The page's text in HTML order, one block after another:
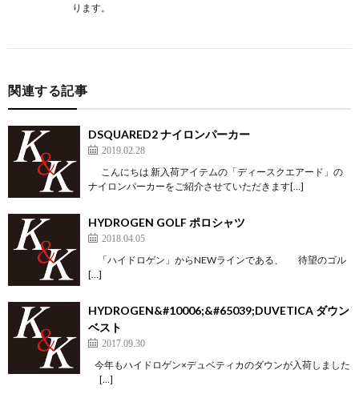
ります。
関連する記事
DSQUARED2 ナイロンパーカー
2019.02.28
こんにちは 新入荷アイテムの「ディースクエアード」の
ナイロンパーカーをご紹介させていただきます[…]
HYDROGEN GOLF ポロシャツ
2018.04.05
「ハイドロゲン」からNEWラインである、 待望のゴル
[…]
HYDROGEN&#10006;&#65039;DUVETICA ダウン
ベスト
2017.09.30
今年もハイドロゲン×デュベティカのダウンが入荷しました
[…]